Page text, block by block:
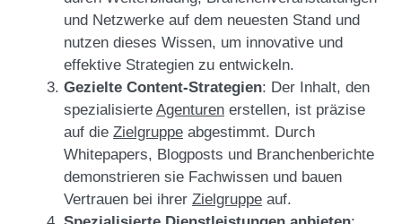
und Netzwerke auf dem neuesten Stand und
nutzen dieses Wissen, um innovative und
effektive Strategien zu entwickeln.
Gezielte Content-Strategien: Der Inhalt, den
spezialisierte Agenturen erstellen, ist präzise
auf die Zielgruppe abgestimmt. Durch
Whitepapers, Blogposts und Branchenberichte
demonstrieren sie Fachwissen und bauen
Vertrauen bei ihrer Zielgruppe auf.